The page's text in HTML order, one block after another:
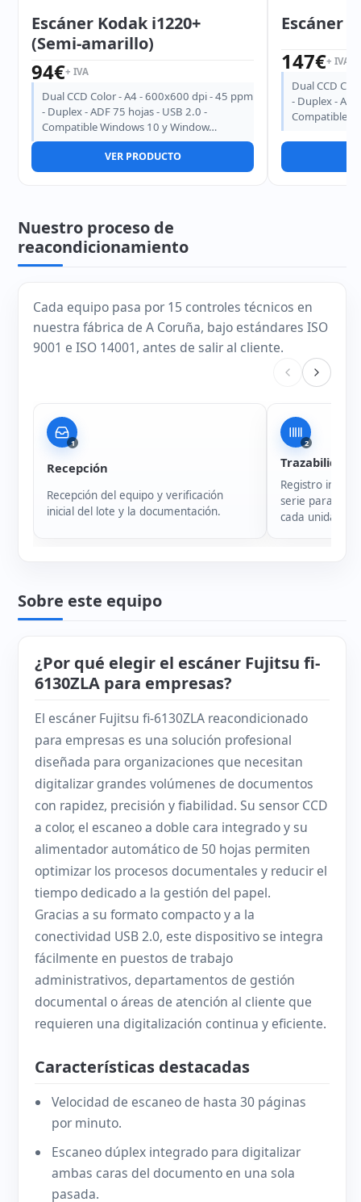
Escáner Kodak i1220+
(Semi-amarillo)
94€+ IVA
Dual CCD Color - A4 - 600x600 dpi - 45 ppm
- Duplex - ADF 75 hojas - USB 2.0 -
Compatible Windows 10 y Window…
VER PRODUCTO
Escáner
147€+ IVA
Dual CCD
- Duplex -
Compatible
Nuestro proceso de
reacondicionamiento
Cada equipo pasa por 15 controles técnicos en
nuestra fábrica de A Coruña, bajo estándares ISO
9001 e ISO 14001, antes de salir al cliente.
1
Recepción
Recepción del equipo y verificación
inicial del lote y la documentación.
2
Trazabilidad
Registro
serie para
cada unidad.
Sobre este equipo
¿Por qué elegir el escáner Fujitsu fi-
6130ZLA para empresas?
El escáner Fujitsu fi-6130ZLA reacondicionado
para empresas es una solución profesional
diseñada para organizaciones que necesitan
digitalizar grandes volúmenes de documentos
con rapidez, precisión y fiabilidad. Su sensor CCD
a color, el escaneo a doble cara integrado y su
alimentador automático de 50 hojas permiten
optimizar los procesos documentales y reducir el
tiempo dedicado a la gestión del papel.
Gracias a su formato compacto y a la
conectividad USB 2.0, este dispositivo se integra
fácilmente en puestos de trabajo
administrativos, departamentos de gestión
documental o áreas de atención al cliente que
requieren una digitalización continua y eficiente.
Características destacadas
Velocidad de escaneo de hasta 30 páginas
por minuto.
Escaneo dúplex integrado para digitalizar
ambas caras del documento en una sola
pasada.